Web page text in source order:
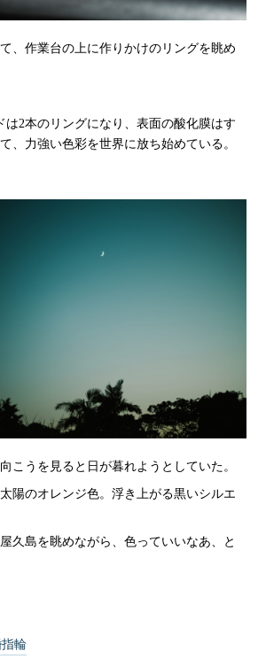
、作業台の上に作りかけのリングを眺め
は2本のリングになり、表面の酸化膜はす
、力強い色彩を世界に放ち始めている。
こうを見ると日が暮れようとしていた。
陽のオレンジ色。浮き上がる黒いシルエ
久島を眺めながら、色っていいなあ、と
輪